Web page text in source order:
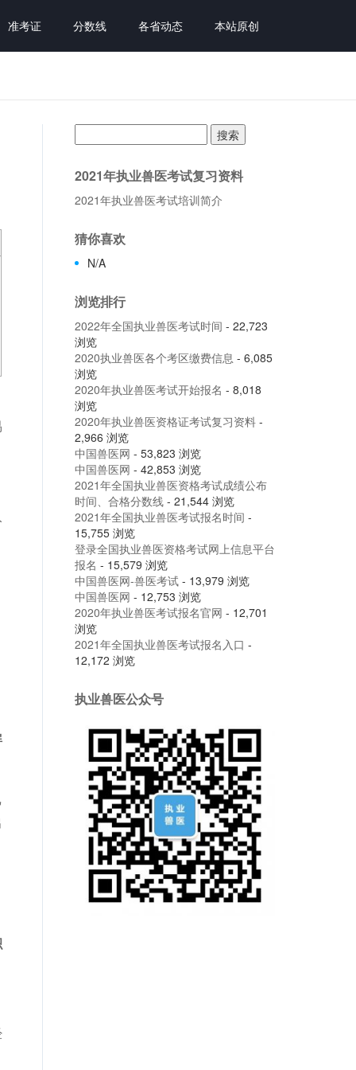
准考证 分数线 各省动态 本站原创
索：
2021年执业兽医考试复习资料
2021年执业兽医考试培训简介
猜你喜欢
N/A
浏览排行
2022年全国执业兽医考试时间 - 22,723
浏览
2020执业兽医各个考区缴费信息 - 6,085
浏览
2020年执业兽医考试开始报名 - 8,018
浏览
2020年执业兽医资格证考试复习资料-
2,966 浏览
中国兽医网 - 53,823 浏览
中国兽医网 - 42,853 浏览
2021年全国执业兽医资格考试成绩公布
时间、合格分数线- 21,544 浏览
2021年全国执业兽医考试报名时间 -
15,755 浏览
登录全国执业兽医资格考试网上信息平台
报名 - 15,579 浏览
中国兽医网-兽医考试- 13,979 浏览
中国兽医网 - 12,753 浏览
2020年执业兽医考试报名官网 - 12,701
浏览
2021年全国执业兽医考试报名入口 -
12,172 浏览
执业兽医公众号